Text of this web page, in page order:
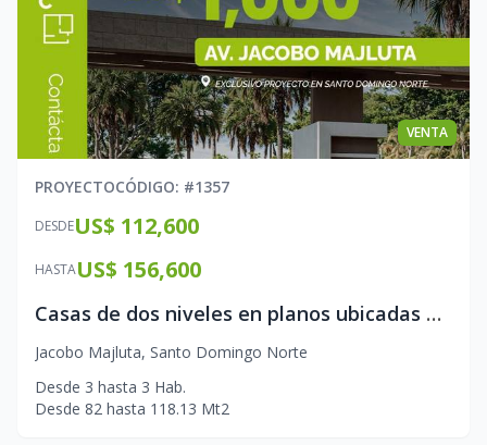
VENTA
PROYECTOCÓDIGO: #1357
DESDEUS$ 112,600
HASTAUS$ 156,600
Casas de dos niveles en planos ubicadas en la avenida Jacobo Majluta
Jacobo Majluta, Santo Domingo Norte
Desde 3 hasta 3 Hab.
Desde 82 hasta 118.13 Mt2